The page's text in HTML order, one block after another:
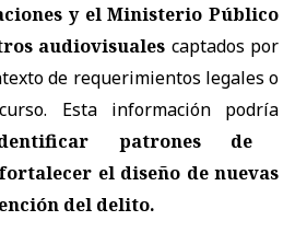
y el Ministerio Público
audiovisuales captados por
de requerimientos legales o
Esta información podría
patrones de
el diseño de nuevas
del delito.